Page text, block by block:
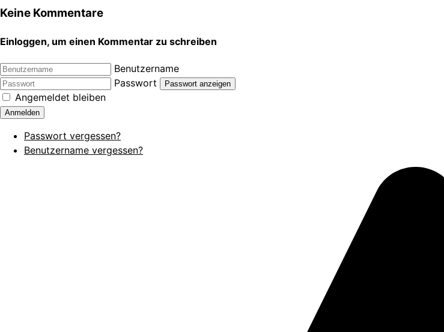
Keine Kommentare
Einloggen, um einen Kommentar zu schreiben
Benutzername
Passwort
Passwort anzeigen
Angemeldet bleiben
Anmelden
Passwort vergessen?
Benutzername vergessen?